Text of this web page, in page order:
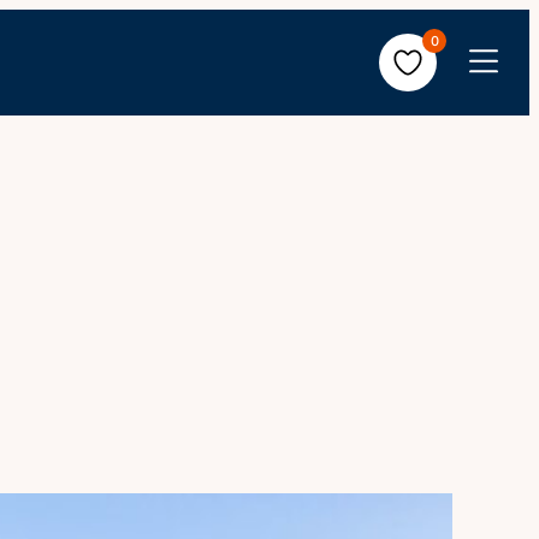
0
Avaa
valikko